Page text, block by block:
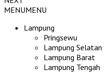
MENUMENU
Lampung
Pringsewu
Lampung Selatan
Lampung Barat
Lampung Tengah